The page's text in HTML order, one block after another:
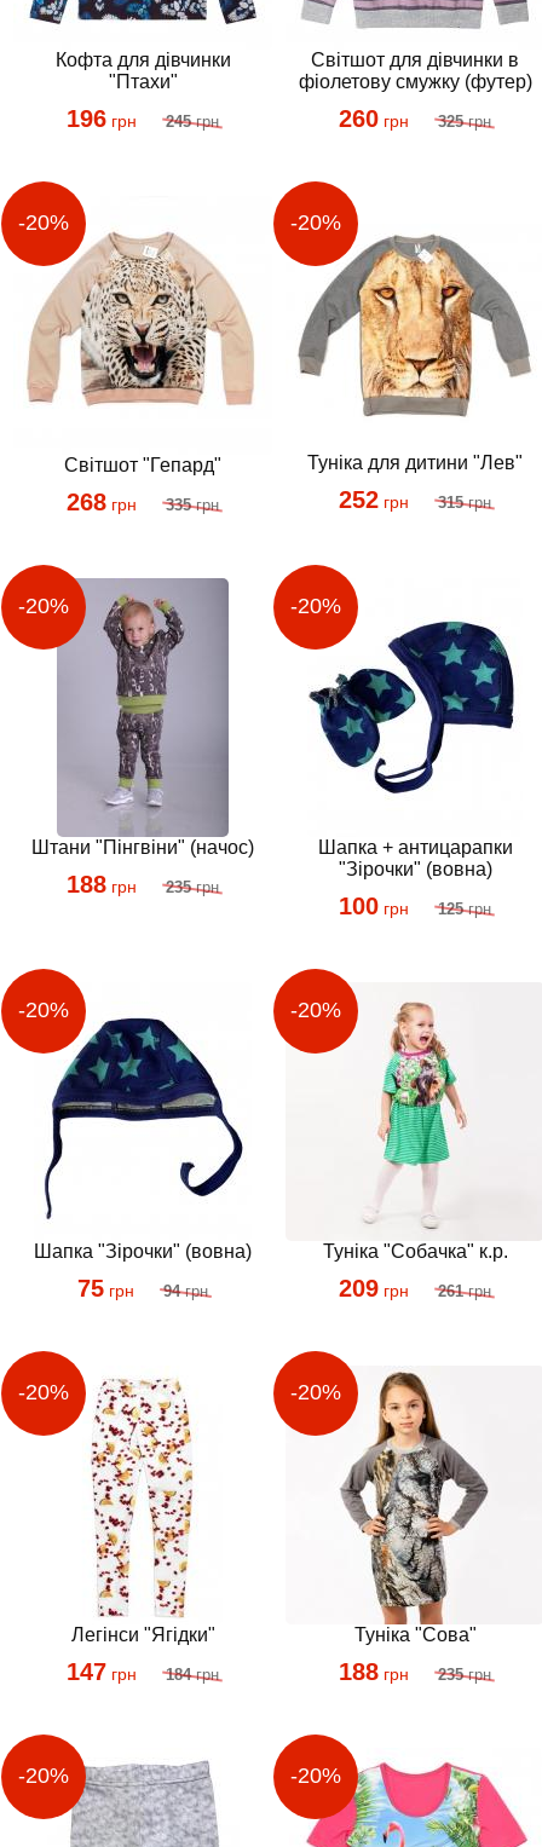
Кофта для дівчинки
"Птахи"
196 грн 245грн
Світшот для дівчинки в
фіолетову смужку (футер)
260 грн 325грн
Світшот "Гепард"
268 грн 335грн
Туніка для дитини "Лев"
252 грн 315грн
Штани "Пінгвіни" (начос)
188 грн 235грн
Шапка + антицарапки
"Зірочки" (вовна)
100 грн 125грн
Шапка "Зірочки" (вовна)
75 грн 94грн
Туніка "Собачка" к.р.
209 грн 261грн
Легінси "Ягідки"
147 грн 184грн
Туніка "Сова"
188 грн 235грн